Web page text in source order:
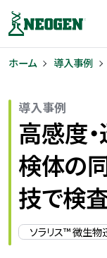
ホーム 導入事例
導入事例
高感度
検体の
技で検
ソラリス™ 微生物